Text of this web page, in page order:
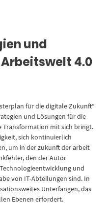
und
4.0
für die digitale Zukunft“
und Lösungen für die
Transformation mit sich bringt.
sich kontinuierlich
um in der zukunft der arbeit
den der Autor
und
von IT-Abteilungen sind. In
Unterfangen, das
Ebenen erfordert.